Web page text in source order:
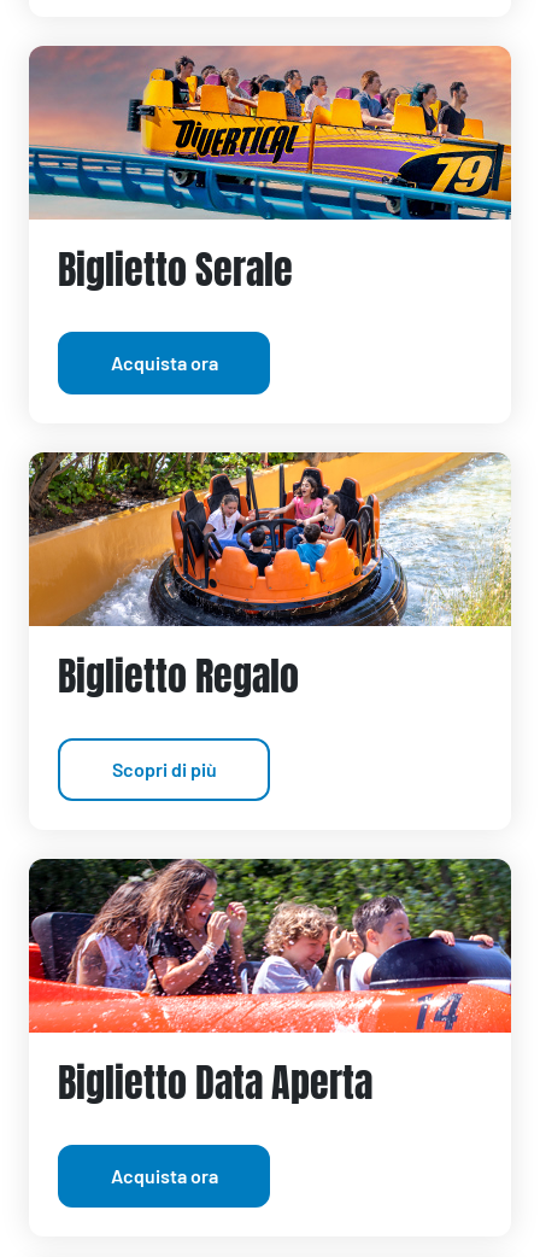
Biglietto Serale
Acquista ora
Biglietto Regalo
Scopri di più
Biglietto Data Aperta
Acquista ora